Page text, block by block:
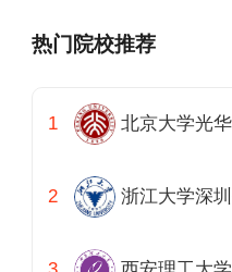
热门院校推荐